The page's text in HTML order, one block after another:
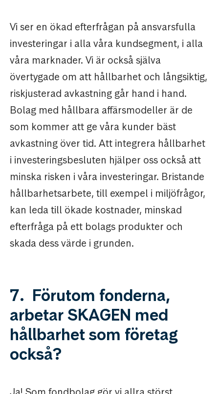
Vi ser en ökad efterfrågan på ansvarsfulla
investeringar i alla våra kundsegment, i alla
våra marknader. Vi är också själva
övertygade om att hållbarhet och långsiktig,
riskjusterad avkastning går hand i hand.
Bolag med hållbara affärsmodeller är de
som kommer att ge våra kunder bäst
avkastning över tid. Att integrera hållbarhet
i investeringsbesluten hjälper oss också att
minska risken i våra investeringar. Bristande
hållbarhetsarbete, till exempel i miljöfrågor,
kan leda till ökade kostnader, minskad
efterfråga på ett bolags produkter och
skada dess värde i grunden.
7. Förutom fonderna,
arbetar SKAGEN med
hållbarhet som företag
också?